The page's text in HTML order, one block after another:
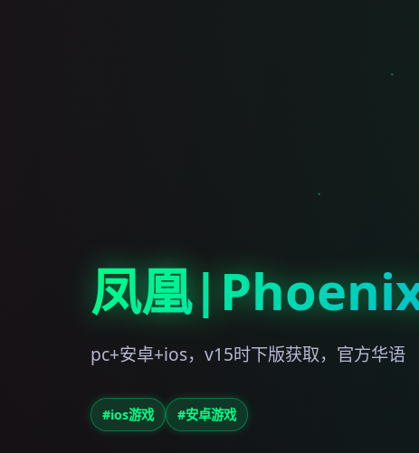
凤凰
pc+安卓+ios，v15时下版获取，官方华语
#ios游戏 #安卓游戏